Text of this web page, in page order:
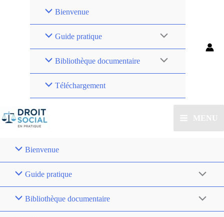
Bienvenue
Guide pratique
Bibliothèque documentaire
Téléchargement
MENU
Bienvenue
Guide pratique
Bibliothèque documentaire